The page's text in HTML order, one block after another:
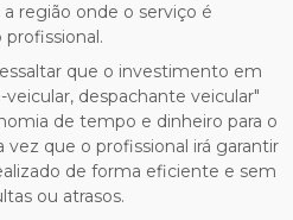
região onde o serviço é
que o investimento em
despachante veicular"
de tempo e dinheiro para o
que o profissional irá garantir
de forma eficiente e sem
ou atrasos.